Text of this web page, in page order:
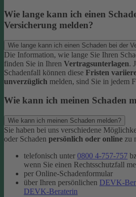
Wie lange kann ich einen
Versicherung melden?
Wie lange kann ich einen Schaden bei der
Die Information, wie lange Sie Ihren
finden Sie in Ihren Vertragsunterlagen.
Schadenfall können diese Fristen
unverzüglich melden, sind Sie in jedem
Wie kann ich meinen Schaden
Wie kann ich meinen Schaden melden?
Sie haben bei uns verschiedene
oder Schaden persönlich oder online zu
telefonisch unter 0800 4-757-757
wenn Sie einen Rechtsschutzfall
per Online-Schadenformular
über Ihren persönlichen DEVK-
DEVK-Beraterin